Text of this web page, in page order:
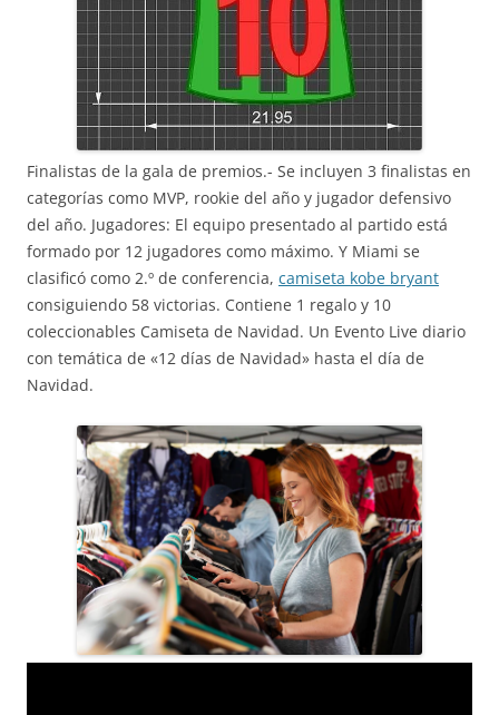
Finalistas de la gala de premios.- Se incluyen 3 finalistas en
categorías como MVP, rookie del año y jugador defensivo
del año. Jugadores: El equipo presentado al partido está
formado por 12 jugadores como máximo. Y Miami se
clasificó como 2.º de conferencia, camiseta kobe bryant
consiguiendo 58 victorias. Contiene 1 regalo y 10
coleccionables Camiseta de Navidad. Un Evento Live diario
con temática de «12 días de Navidad» hasta el día de
Navidad.